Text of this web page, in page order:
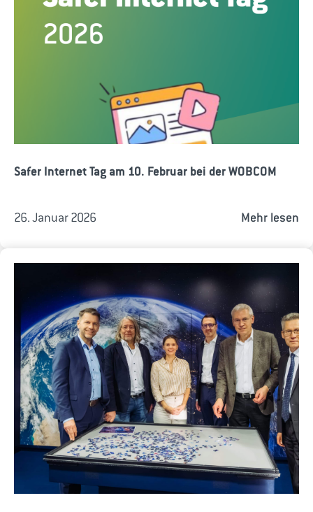
Safer Internet Tag am 10. Februar bei der WOBCOM
26. Januar 2026 Mehr lesen